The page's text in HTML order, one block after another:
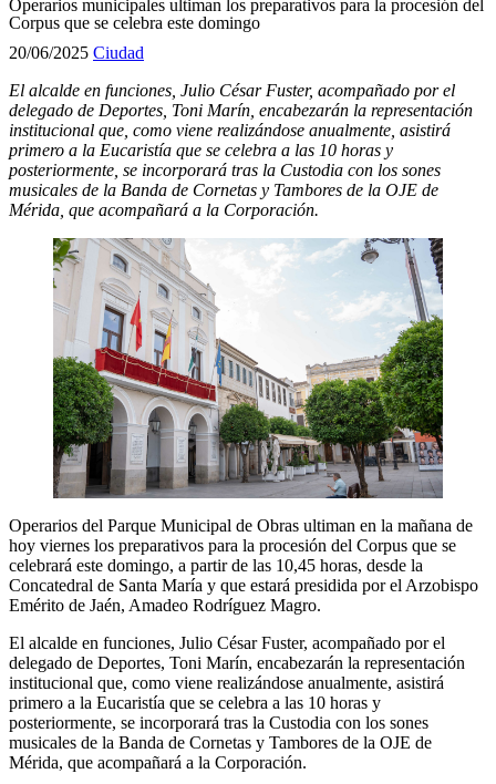
Operarios municipales ultiman los preparativos para la procesión del
Corpus que se celebra este domingo
20/06/2025 Ciudad
El alcalde en funciones, Julio César Fuster, acompañado por el
delegado de Deportes, Toni Marín, encabezarán la representación
institucional que, como viene realizándose anualmente, asistirá
primero a la Eucaristía que se celebra a las 10 horas y
posteriormente, se incorporará tras la Custodia con los sones
musicales de la Banda de Cornetas y Tambores de la OJE de
Mérida, que acompañará a la Corporación.
Operarios del Parque Municipal de Obras ultiman en la mañana de
hoy viernes los preparativos para la procesión del Corpus que se
celebrará este domingo, a partir de las 10,45 horas, desde la
Concatedral de Santa María y que estará presidida por el Arzobispo
Emérito de Jaén, Amadeo Rodríguez Magro.
El alcalde en funciones, Julio César Fuster, acompañado por el
delegado de Deportes, Toni Marín, encabezarán la representación
institucional que, como viene realizándose anualmente, asistirá
primero a la Eucaristía que se celebra a las 10 horas y
posteriormente, se incorporará tras la Custodia con los sones
musicales de la Banda de Cornetas y Tambores de la OJE de
Mérida, que acompañará a la Corporación.